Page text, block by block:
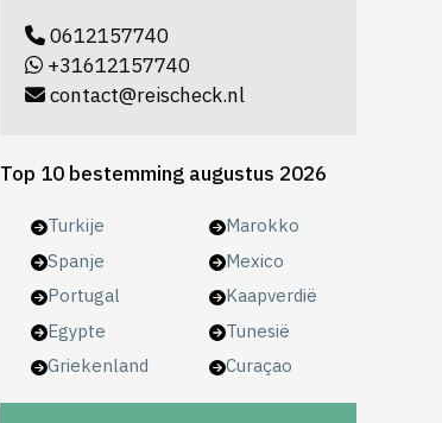
0612157740
+31612157740
contact@reischeck.nl
Top 10 bestemming augustus 2026
Turkije
Spanje
Portugal
Egypte
Griekenland
Marokko
Mexico
Kaapverdië
Tunesië
Curaçao